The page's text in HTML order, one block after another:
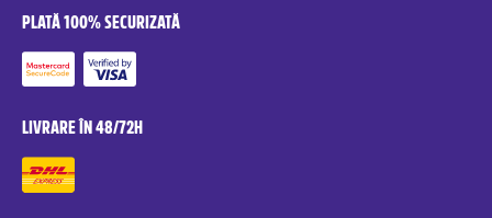
PLATĂ 100% SECURIZATĂ
LIVRARE ÎN 48/72H